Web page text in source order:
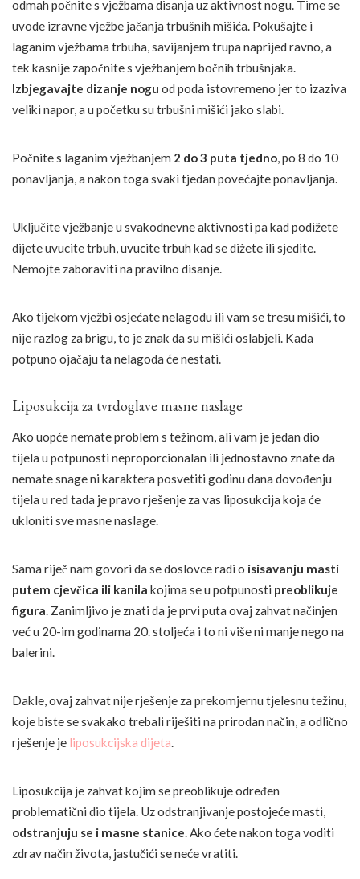
odmah počnite s vježbama disanja uz aktivnost nogu. Time se
uvode izravne vježbe jačanja trbušnih mišića. Pokušajte i
laganim vježbama trbuha, savijanjem trupa naprijed ravno, a
tek kasnije započnite s vježbanjem bočnih trbušnjaka.
Izbjegavajte dizanje nogu od poda istovremeno jer to izaziva
veliki napor, a u početku su trbušni mišići jako slabi.
Počnite s laganim vježbanjem 2 do 3 puta tjedno, po 8 do 10
ponavljanja, a nakon toga svaki tjedan povećajte ponavljanja.
Uključite vježbanje u svakodnevne aktivnosti pa kad podižete
dijete uvucite trbuh, uvucite trbuh kad se dižete ili sjedite.
Nemojte zaboraviti na pravilno disanje.
Ako tijekom vježbi osjećate nelagodu ili vam se tresu mišići, to
nije razlog za brigu, to je znak da su mišići oslabjeli. Kada
potpuno ojačaju ta nelagoda će nestati.
Liposukcija za tvrdoglave masne naslage
Ako uopće nemate problem s težinom, ali vam je jedan dio
tijela u potpunosti neproporcionalan ili jednostavno znate da
nemate snage ni karaktera posvetiti godinu dana dovođenju
tijela u red tada je pravo rješenje za vas liposukcija koja će
ukloniti sve masne naslage.
Sama riječ nam govori da se doslovce radi o isisavanju masti
putem cjevčica ili kanila kojima se u potpunosti preoblikuje
figura. Zanimljivo je znati da je prvi puta ovaj zahvat načinjen
već u 20-im godinama 20. stoljeća i to ni više ni manje nego na
balerini.
Dakle, ovaj zahvat nije rješenje za prekomjernu tjelesnu težinu,
koje biste se svakako trebali riješiti na prirodan način, a odlično
rješenje je liposukcijska dijeta.
Liposukcija je zahvat kojim se preoblikuje određen
problematični dio tijela. Uz odstranjivanje postojeće masti,
odstranjuju se i masne stanice. Ako ćete nakon toga voditi
zdrav način života, jastučići se neće vratiti.